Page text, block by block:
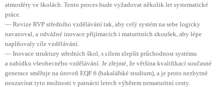
atmosféry ve školách. Tento proces bude vyžadovat několik let systematické
práce.
— Revize RVP středního vzdělávání tak, aby celý systém na sebe logicky
navazoval, a odvážné inovace přijímacích i maturitních zkoušek, aby lépe
naplňovaly cíle vzdělávání.
— Inovace struktury středních škol, s cílem zlepšit průchodnost systému
a nabídku všeobecného vzdělávání. Je zřejmé, že většina kvalifikací současné
generace směřuje na úroveň EQF 6 (bakalářské studium), a je proto nezbytné
neuzavírat tyto možnosti v patnácti letech výběrem nematuritní cesty.